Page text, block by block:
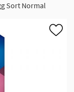
Sort Normal